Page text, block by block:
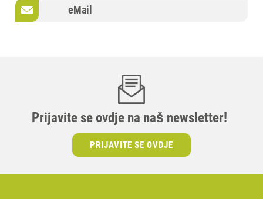
eMail
Prijavite se ovdje na naš newsletter!
PRIJAVITE SE OVDJE